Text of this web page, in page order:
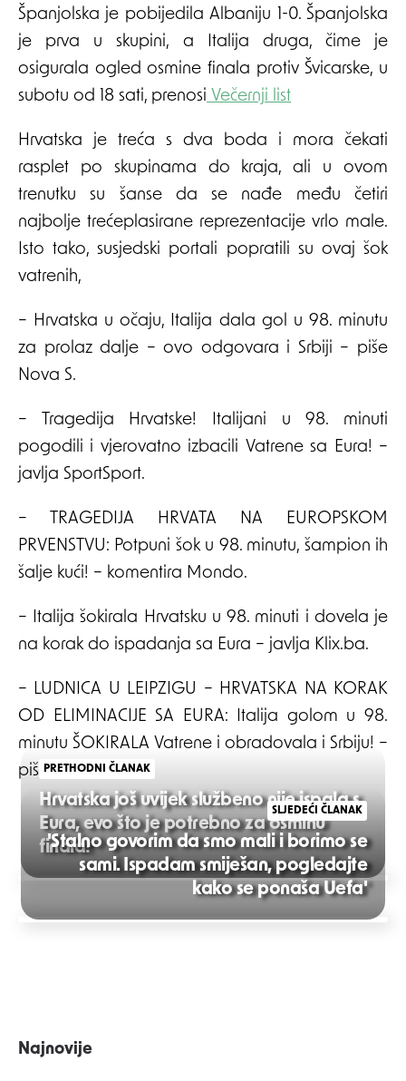
Španjolska je pobijedila Albaniju 1-0. Španjolska
je prva u skupini, a Italija druga, čime je
osigurala ogled osmine finala protiv Švicarske, u
subotu od 18 sati, prenosi Večernji list
Hrvatska je treća s dva boda i mora čekati
rasplet po skupinama do kraja, ali u ovom
trenutku su šanse da se nađe među četiri
najbolje trećeplasirane reprezentacije vrlo male.
Isto tako, susjedski portali popratili su ovaj šok
vatrenih,
– Hrvatska u očaju, Italija dala gol u 98. minutu
za prolaz dalje – ovo odgovara i Srbiji – piše
Nova S.
– Tragedija Hrvatske! Italijani u 98. minuti
pogodili i vjerovatno izbacili Vatrene sa Eura! –
javlja SportSport.
– TRAGEDIJA HRVATA NA EUROPSKOM
PRVENSTVU: Potpuni šok u 98. minutu, šampion ih
šalje kući! – komentira Mondo.
– Italija šokirala Hrvatsku u 98. minuti i dovela je
na korak do ispadanja sa Eura – javlja Klix.ba.
– LUDNICA U LEIPZIGU – HRVATSKA NA KORAK
OD ELIMINACIJE SA EURA: Italija golom u 98.
minutu ŠOKIRALA Vatrene i obradovala i Srbiju! –
piše Kurir.
Post
navigation
PRETHODNI ČLANAK
Hrvatska još uvijek službeno nije ispala s
Eura, evo što je potrebno za osminu
finala!
SLJEDEĆI ČLANAK
'Stalno govorim da smo mali i borimo se
sami. Ispadam smiješan, pogledajte
kako se ponaša Uefa'
Najnovije